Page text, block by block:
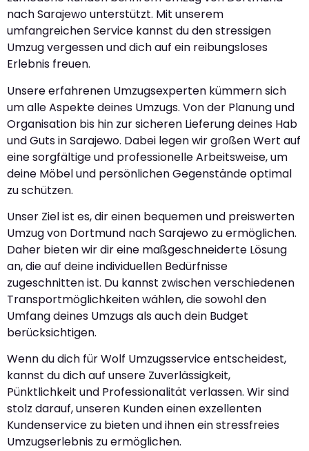
nach Sarajewo unterstützt. Mit unserem
umfangreichen Service kannst du den stressigen
Umzug vergessen und dich auf ein reibungsloses
Erlebnis freuen.
Unsere erfahrenen Umzugsexperten kümmern sich
um alle Aspekte deines Umzugs. Von der Planung und
Organisation bis hin zur sicheren Lieferung deines Hab
und Guts in Sarajewo. Dabei legen wir großen Wert auf
eine sorgfältige und professionelle Arbeitsweise, um
deine Möbel und persönlichen Gegenstände optimal
zu schützen.
Unser Ziel ist es, dir einen bequemen und preiswerten
Umzug von Dortmund nach Sarajewo zu ermöglichen.
Daher bieten wir dir eine maßgeschneiderte Lösung
an, die auf deine individuellen Bedürfnisse
zugeschnitten ist. Du kannst zwischen verschiedenen
Transportmöglichkeiten wählen, die sowohl den
Umfang deines Umzugs als auch dein Budget
berücksichtigen.
Wenn du dich für Wolf Umzugsservice entscheidest,
kannst du dich auf unsere Zuverlässigkeit,
Pünktlichkeit und Professionalität verlassen. Wir sind
stolz darauf, unseren Kunden einen exzellenten
Kundenservice zu bieten und ihnen ein stressfreies
Umzugserlebnis zu ermöglichen.